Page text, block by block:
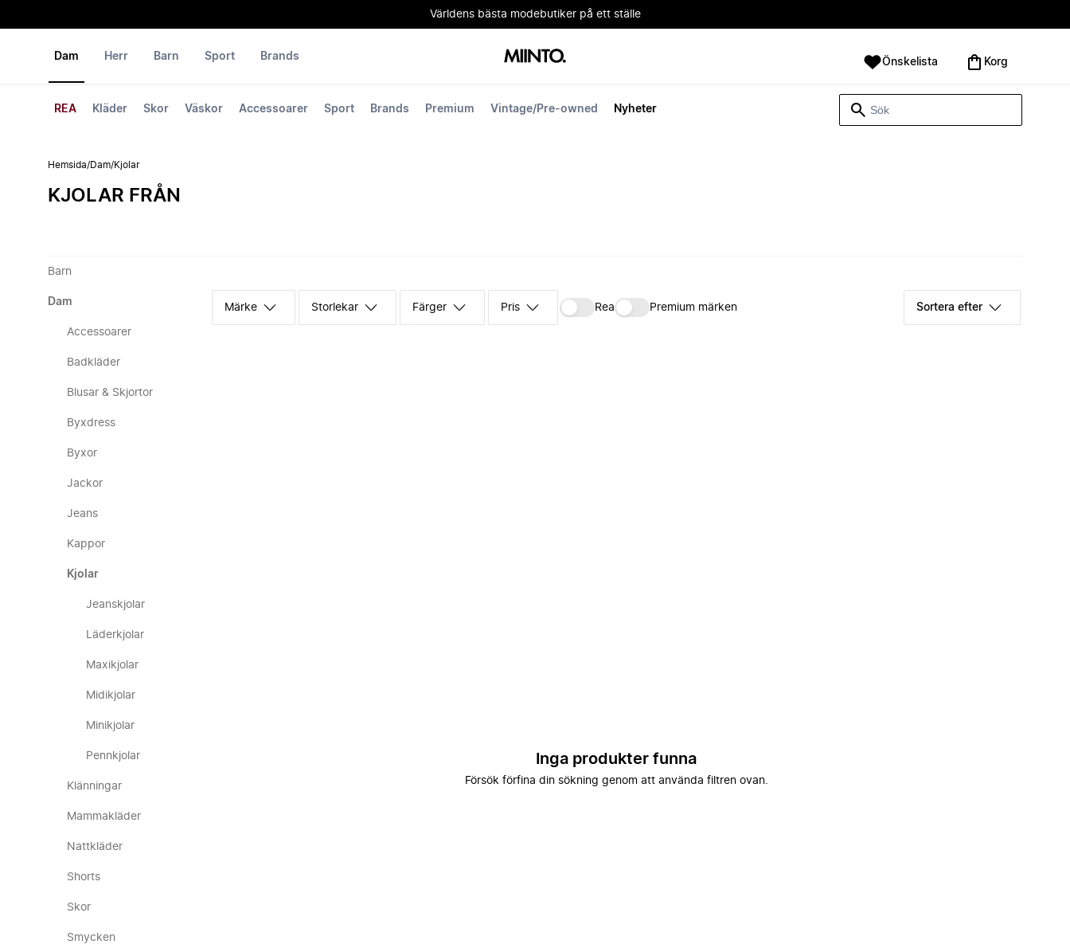
Världens bästa modebutiker på ett ställe
Dam
REA Kläder Skor Väskor Accessoarer Sport Brands Premium Vintage/Pre-owned Nyheter
Herr Barn Sport Brands Önskelista Korg
Hemsida/Dam/Kjolar
KJOLAR FRÅN
Barn
Dam
Accessoarer
Badkläder
Blusar & Skjortor
Byxdress
Byxor
Jackor
Jeans
Kappor
Kjolar
Jeanskjolar
Läderkjolar
Maxikjolar
Midikjolar
Minikjolar
Pennkjolar
Klänningar
Mammakläder
Nattkläder
Shorts
Skor
Smycken
Märke Storlekar Färger Pris Rea Premium märken Sortera efter
Inga produkter funna
Försök förfina din sökning genom att använda filtren ovan.